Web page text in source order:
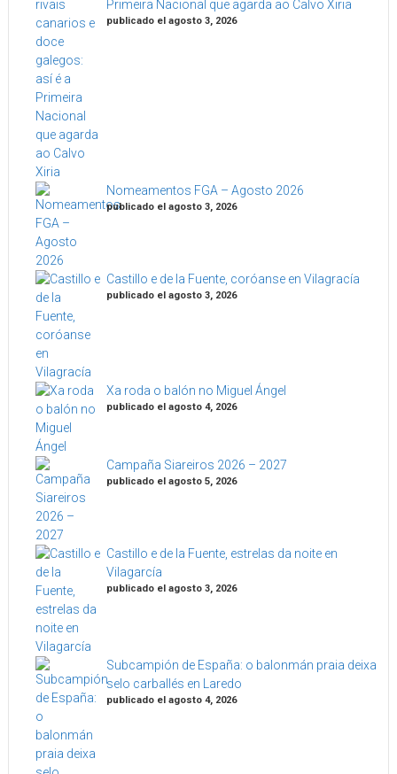
Primeira Nacional que agarda ao Calvo Xiria
publicado el agosto 3, 2026
Nomeamentos FGA – Agosto 2026
publicado el agosto 3, 2026
Castillo e de la Fuente, coróanse en Vilagracía
publicado el agosto 3, 2026
Xa roda o balón no Miguel Ángel
publicado el agosto 4, 2026
Campaña Siareiros 2026 – 2027
publicado el agosto 5, 2026
Castillo e de la Fuente, estrelas da noite en
Vilagarcía
publicado el agosto 3, 2026
Subcampión de España: o balonmán praia deixa
selo carballés en Laredo
publicado el agosto 4, 2026